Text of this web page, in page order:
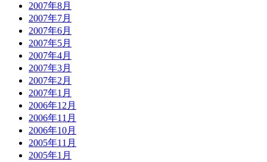
2007年8月
2007年7月
2007年6月
2007年5月
2007年4月
2007年3月
2007年2月
2007年1月
2006年12月
2006年11月
2006年10月
2005年11月
2005年1月